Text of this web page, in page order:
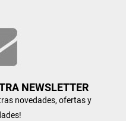
NEWSLETTER
novedades, ofertas y